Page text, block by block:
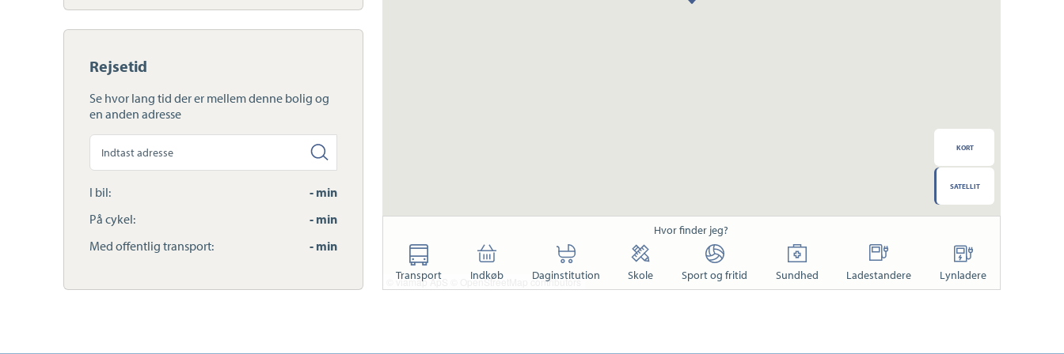
Rejsetid
Se hvor lang tid der er mellem denne bolig og
en anden adresse
Søg
anden
adresse
I bil:
- min
På cykel:
- min
Med offentlig transport:
- min
© viamap ApS © OpenStreetMap contributors
KORT
SATELLIT
Hvor finder jeg?
Transport Indkøb Daginstitution Skole Sport og fritid Sundhed Ladestandere Lynladere